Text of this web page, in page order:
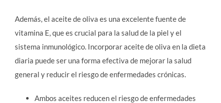
Además, el aceite de oliva es una excelente fuente de
vitamina E, que es crucial para la salud de la piel y el
sistema inmunológico. Incorporar aceite de oliva en la dieta
diaria puede ser una forma efectiva de mejorar la salud
general y reducir el riesgo de enfermedades crónicas.
Ambos aceites reducen el riesgo de enfermedades